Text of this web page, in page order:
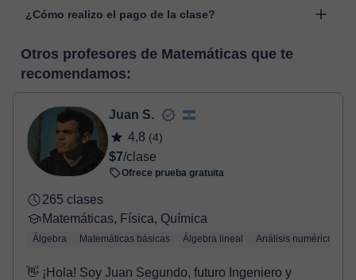
desarrollada para el ámbito formativo con muchas
pizarra virtual o el editor de textos a tiempo real. En el siguiente
enlace puedes ver una demo del aula y conocerla: Ver aula
virtual
¿Cómo realizo el pago de la clase?
horas, podrás realizar el pago mediante nuestro TPV virtual.
Tienes dos opciones para efectuar el pago:
- Tarjeta de crédito.
- Paypal.
Una vez realices el pago de la clase, recibirás un e-mail de
confirmación de la reserva.
Otros profesores de Matemáticas que te
recomendamos:
Juan S.
4,8 (4)
$7/clase
Ofrece prueba gratuita
265 clases
Matemáticas, Física, Química
Álgebra Matemáticas básicas Álgebra lineal Análisis numérico
👋 ¡Hola! Soy Juan Segundo, futuro Ingeniero y